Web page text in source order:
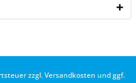
zzgl.Versandkosten und ggf.